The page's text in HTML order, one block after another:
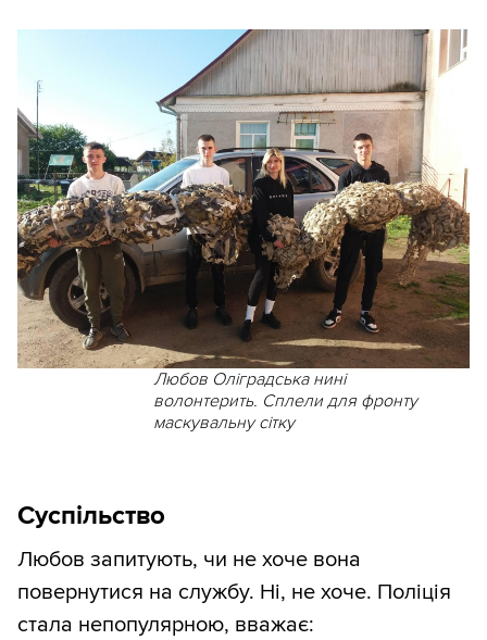
Любов Оліградська нині
волонтерить. Сплели для фронту
маскувальну сітку
Суспільство
Любов запитують, чи не хоче вона
повернутися на службу. Ні, не хоче. Поліція
стала непопулярною, вважає: